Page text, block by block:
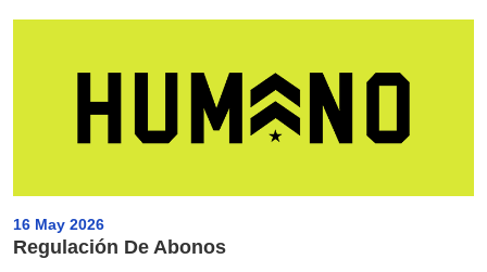
16 May 2026
Regulación De Abonos